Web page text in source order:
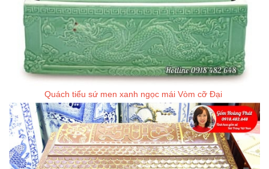
Quách tiểu sứ men xanh ngọc mái Vòm cỡ Đại